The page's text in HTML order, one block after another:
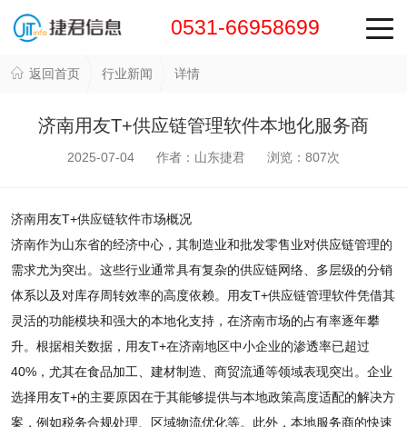
0531-66958699
返回首页 行业新闻 详情
济南用友T+供应链管理软件本地化服务商
2025-07-04 作者：山东捷君 浏览： 807次
济南用友T+供应链软件市场概况
济南作为山东省的经济中心，其制造业和批发零售业对供应链管理的
需求尤为突出。这些行业通常具有复杂的供应链网络、多层级的分销
体系以及对库存周转效率的高度依赖。用友T+供应链管理软件凭借其
灵活的功能模块和强大的本地化支持，在济南市场的占有率逐年攀
升。根据相关数据，用友T+在济南地区中小企业的渗透率已超过
40%，尤其在食品加工、建材制造、商贸流通等领域表现突出。企业
选择用友T+的主要原因在于其能够提供与本地政策高度适配的解决方
案，例如税务合规处理、区域物流优化等。此外，本地服务商的快速